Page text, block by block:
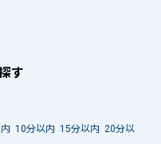
す
10分以内 15分以内 20分以